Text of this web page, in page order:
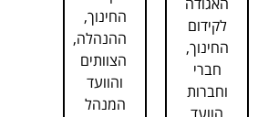
האגודה
לקידום
החינוך,
חברי
וחברות
החינוך,
ההנהלה,
הצוותים
והוועד
המנהל